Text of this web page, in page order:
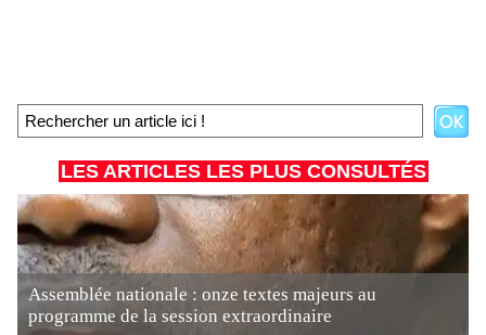
LES ARTICLES LES PLUS CONSULTÉS
Assemblée nationale : onze textes majeurs au
programme de la session extraordinaire